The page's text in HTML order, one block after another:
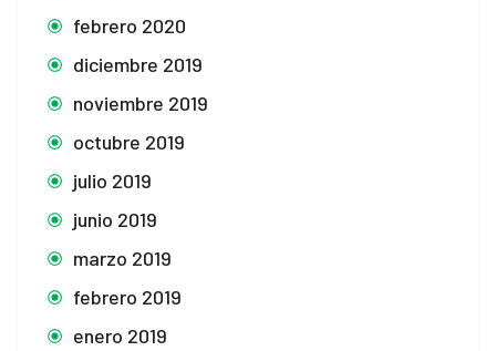
febrero 2020
diciembre 2019
noviembre 2019
octubre 2019
julio 2019
junio 2019
marzo 2019
febrero 2019
enero 2019